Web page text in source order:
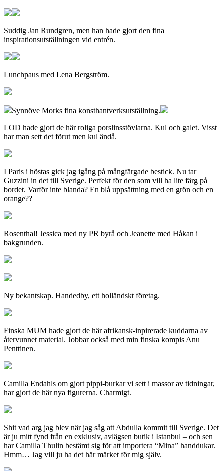
Suddig Jan Rundgren, men han hade gjort den fina
inspirationsutställningen vid entrén.
Lunchpaus med Lena Bergström.
Synnöve Morks fina konsthantverksutställning.
LOD hade gjort de här roliga porslinsstövlarna. Kul och galet. Visst
har man sett det förut men kul ändå.
I Paris i höstas gick jag igång på mångfärgade bestick. Nu tar
Guzzini in det till Sverige. Perfekt för den som vill ha lite färg på
bordet. Varför inte blanda? En blå uppsättning med en grön och en
orange??
Rosenthal! Jessica med ny PR byrå och Jeanette med Håkan i
bakgrunden.
Ny bekantskap. Handedby, ett holländskt företag.
Finska MUM hade gjort de här afrikansk-inpirerade kuddarna av
återvunnet material. Jobbar också med min finska kompis Anu
Penttinen.
Camilla Endahls om gjort pippi-burkar vi sett i massor av tidningar,
har gjort de här nya figurerna. Charmigt.
Shit vad arg jag blev när jag såg att Abdulla kommit till Sverige. Det
är ju mitt fynd från en exklusiv, avlägsen butik i Istanbul – och sen
har Camilla Thulin bestämt sig för att importera “Mina” handdukar.
Hmm… Jag vill ju ha det här märket för mig själv.